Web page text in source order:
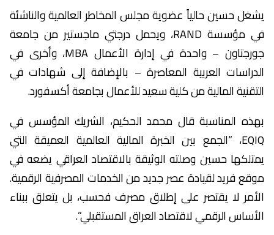
يشغل حسين حالياً عضوية مجلس المخاطر العالمية والناشئة
في مؤسسة RAND، ويحمل درجتي ماجستير من جامعة
جورجتاون – واحدة في إدارة الأعمال MBA، وأخرى في
الدراسات العربية المعاصرة – بالإضافة إلى شهادات في
التقنية المالية من كلية سعيد للأعمال بجامعة أكسفورد.
بهذه المناسبة قال محمد الحكيم، الشريك المؤسس في
EQIQ، “الجمع بين الخبرة المالية العالمية العميقة التي
يمتلكها حسين وصلته الوثيقة بالاقتصاد العراقي يضعه في
موقع فريد لقيادة عصر جديد من الخدمات المصرفية الرقمية.
الأمر لا يقتصر على إطلاق مصرف فحسب، بل يتعلق ببناء
الأساس الرقمي لاقتصاد العراق المستقبلي”.